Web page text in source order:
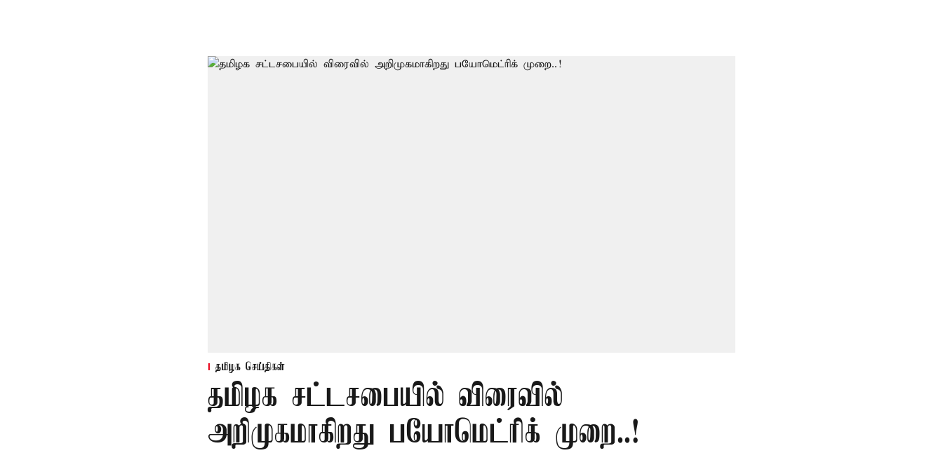
தமிழக செய்திகள்
தமிழக சட்டசபையில் விரைவில்
அறிமுகமாகிறது பயோமெட்ரிக் முறை..!